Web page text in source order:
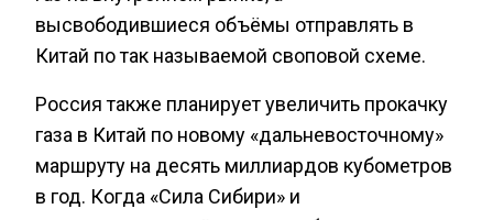
высвободившиеся объёмы отправлять в
Китай по так называемой своповой схеме.
Россия также планирует увеличить прокачку
газа в Китай по новому «дальневосточному»
маршруту на десять миллиардов кубометров
в год. Когда «Сила Сибири» и